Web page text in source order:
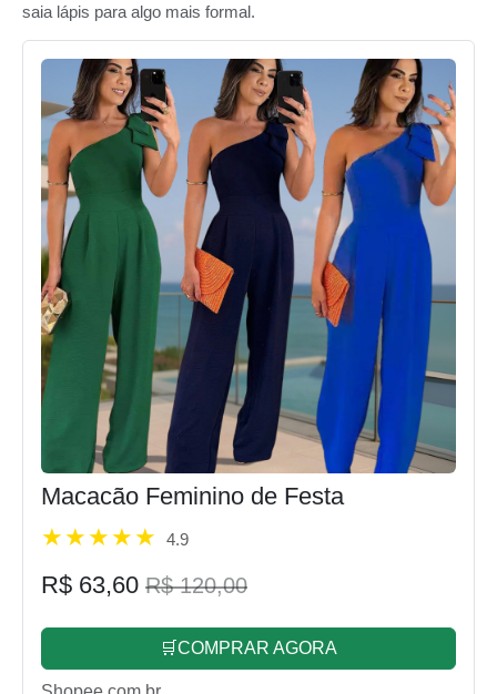
saia lápis para algo mais formal.
Macacão Feminino de Festa
4.9
R$ 63,60 R$ 120,00
🛒COMPRAR AGORA